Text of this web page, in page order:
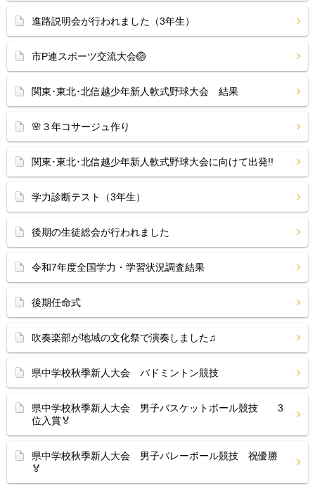
進路説明会が行われました（3年生）
市P連スポーツ交流大会🏐
関東･東北･北信越少年新人軟式野球大会 結果
🌸３年コサージュ作り
関東･東北･北信越少年新人軟式野球大会に向けて出発!!
学力診断テスト（3年生）
後期の生徒総会が行われました
令和7年度全国学力・学習状況調査結果
後期任命式
吹奏楽部が地域の文化祭で演奏しました♫
県中学校秋季新人大会 バドミントン競技
県中学校秋季新人大会 男子バスケットボール競技 3
位入賞🏅
県中学校秋季新人大会 男子バレーボール競技 祝優勝
🏅